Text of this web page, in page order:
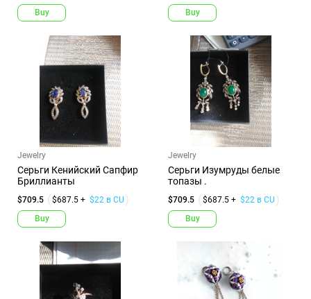
Buy
Buy
Jewelry
Серьги Кенийский Сапфир
Бриллианты
$709.5 $687.5 + $22 в CU
Buy
Jewelry
Серьги Изумруды белые
топазы .
$709.5 $687.5 + $22 в CU
Buy